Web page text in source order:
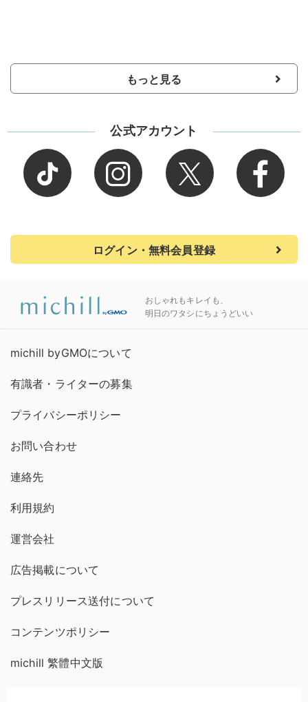
もっと見る
公式アカウント
ログイン・無料会員登録
おしゃれもキレイも、
明日のワタシにちょうどいい
michill byGMOについて
有識者・ライターの募集
プライバシーポリシー
お問い合わせ
連絡先
利用規約
運営会社
広告掲載について
プレスリリース送付について
コンテンツポリシー
michill 繁體中文版